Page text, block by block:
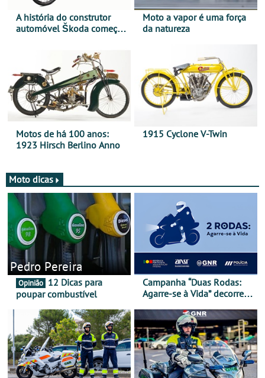
A história do construtor
automóvel Škoda começou
Moto a vapor é uma força
da natureza
Motos de há 100 anos:
1923 Hirsch Berlino Anno
1915 Cyclone V-Twin
Moto dicas
Pedro Pereira
Opinião
poupar combustível
Campanha “Duas Rodas:
Agarre-se à Vida” decorre